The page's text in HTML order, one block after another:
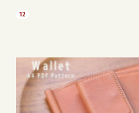
12